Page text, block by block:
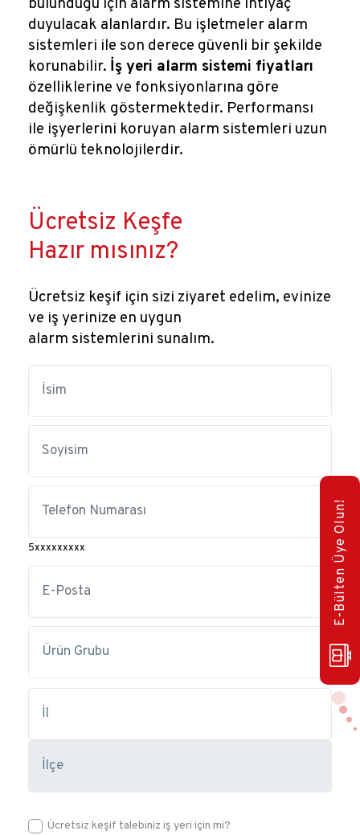
bulunduğu için alarm sistemine ihtiyaç
duyulacak alanlardır. Bu işletmeler alarm
sistemleri ile son derece güvenli bir şekilde
korunabilir. İş yeri alarm sistemi fiyatları
özelliklerine ve fonksiyonlarına göre
değişkenlik göstermektedir. Performansı
ile işyerlerini koruyan alarm sistemleri uzun
ömürlü teknolojilerdir.
Ücretsiz Keşfe
Hazır mısınız?
Ücretsiz keşif için sizi ziyaret edelim, evinize
ve iş yerinize en uygun
alarm sistemlerini sunalım.
5xxxxxxxxx
Ücretsiz keşif talebiniz iş yeri için mi?
E-Bülten Üye Olun!